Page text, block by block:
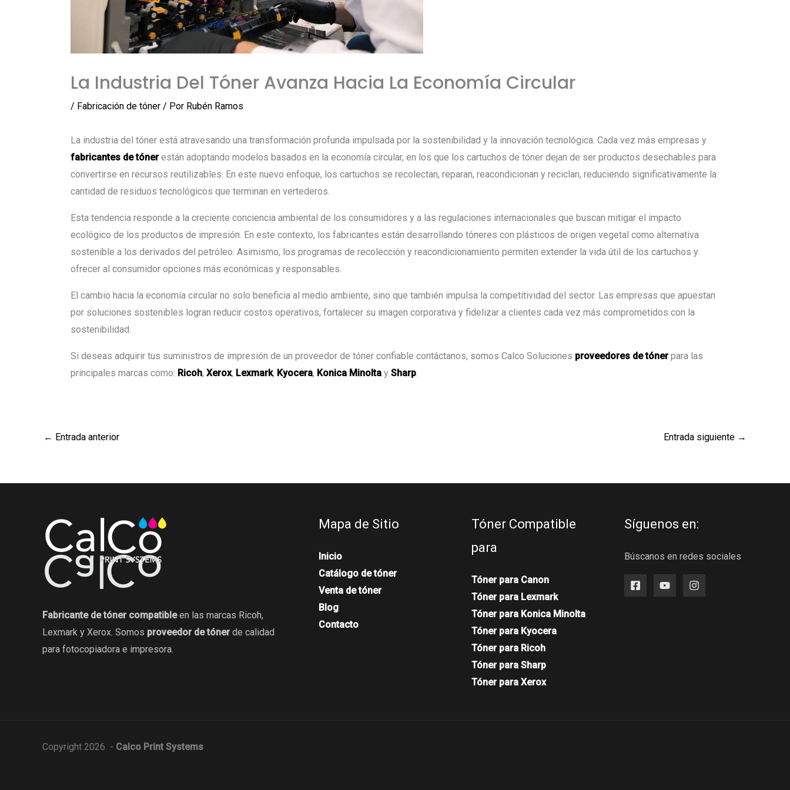
La Industria Del Tóner Avanza Hacia La Economía Circular
/ Fabricación de tóner / Por Rubén Ramos
La industria del tóner está atravesando una transformación profunda impulsada por la sostenibilidad y la innovación tecnológica. Cada vez más empresas y
fabricantes de tónerestán adoptando modelos basados en la economía circular, en los que los cartuchos de tóner dejan de ser productos desechables para
convertirse en recursos reutilizables. En este nuevo enfoque, los cartuchos se recolectan, reparan, reacondicionan y reciclan, reduciendo significativamente la
cantidad de residuos tecnológicos que terminan en vertederos.
Esta tendencia responde a la creciente conciencia ambiental de los consumidores y a las regulaciones internacionales que buscan mitigar el impacto
ecológico de los productos de impresión. En este contexto, los fabricantes están desarrollando tóneres con plásticos de origen vegetal como alternativa
sostenible a los derivados del petróleo. Asimismo, los programas de recolección y reacondicionamiento permiten extender la vida útil de los cartuchos y
ofrecer al consumidor opciones más económicas y responsables.
El cambio hacia la economía circular no solo beneficia al medio ambiente, sino que también impulsa la competitividad del sector. Las empresas que apuestan
por soluciones sostenibles logran reducir costos operativos, fortalecer su imagen corporativa y fidelizar a clientes cada vez más comprometidos con la
sostenibilidad.
Si deseas adquirir tus suministros de impresión de un proveedor de tóner confiable contáctanos, somos Calco Soluciones proveedores de tónerpara las
principales marcas como: Ricoh, Xerox, Lexmark, Kyocera, Konica Minolta y Sharp.
← Entrada anterior Entrada siguiente →
Fabricante de tóner compatibleen las marcas Ricoh,
Lexmark y Xerox. Somos proveedor de tónerde calidad
para fotocopiadora e impresora.
Mapa de Sitio
Inicio
Catálogo de tóner
Venta de tóner
Blog
Contacto
Tóner Compatible
para
Tóner para Canon
Tóner para Lexmark
Tóner para Konica Minolta
Tóner para Kyocera
Tóner para Ricoh
Tóner para Sharp
Tóner para Xerox
Síguenos en:
Búscanos en redes sociales
Copyright 2026 - Calco Print Systems